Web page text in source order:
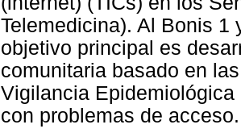
Telemedicina). Al Bonis 1
objetivo principal es
comunitaria basado en
Vigilancia
con problemas de acceso.